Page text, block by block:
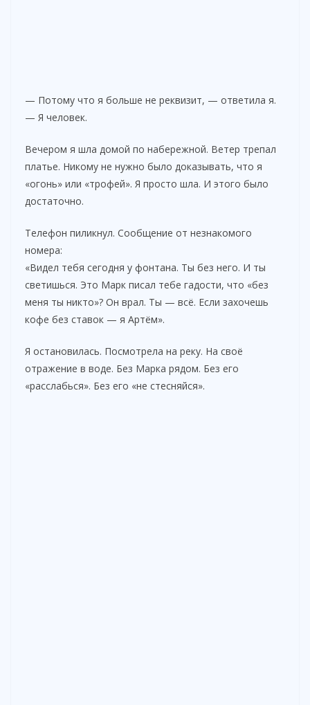
— Потому что я больше не реквизит, — ответила я.
— Я человек.
Вечером я шла домой по набережной. Ветер трепал
платье. Никому не нужно было доказывать, что я
«огонь» или «трофей». Я просто шла. И этого было
достаточно.
Телефон пиликнул. Сообщение от незнакомого
номера:
«Видел тебя сегодня у фонтана. Ты без него. И ты
светишься. Это Марк писал тебе гадости, что «без
меня ты никто»? Он врал. Ты — всё. Если захочешь
кофе без ставок — я Артём».
Я остановилась. Посмотрела на реку. На своё
отражение в воде. Без Марка рядом. Без его
«расслабься». Без его «не стесняйся».